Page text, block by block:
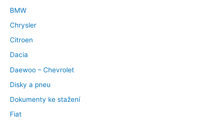
BMW
Chrysler
Citroen
Dacia
Daewoo – Chevrolet
Disky a pneu
Dokumenty ke stažení
Fiat